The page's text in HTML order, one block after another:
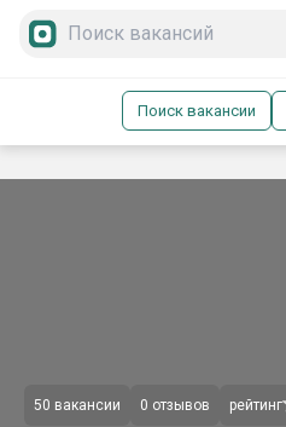
Поиск вакансии
50 вакансии 0 отзывов рейтинг